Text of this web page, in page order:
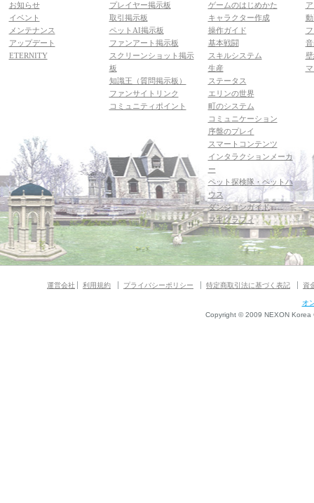
お知らせ
イベント
メンテナンス
アップデート
ETERNITY
プレイヤー掲示板
取引掲示板
ペットAI掲示板
ファンアート掲示板
スクリーンショット掲示
板
知識王（質問掲示板）
ファンサイトリンク
コミュニティポイント
ゲームのはじめかた
キャラクター作成
操作ガイド
基本戦闘
スキルシステム
生産
ステータス
エリンの世界
町のシステム
コミュニケーション
序盤のプレイ
スマートコンテンツ
インタラクションメーカ
ー
ペット探検隊・ペットハ
ウス
ダンジョンガイド
マギグラフィ
運営会社 利用規約 プライバシーポリシー 特定商取引法に基づく表記 資
オ
Copyright © 2009 NEXON Korea